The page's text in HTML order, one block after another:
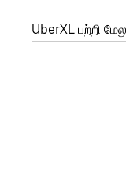
UberXL பற்றி